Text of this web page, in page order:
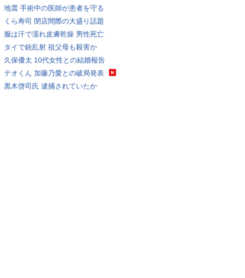
地震 手術中の医師が患者を守る
くら寿司 閉店間際の大盛り話題
服は汗で濡れ皮膚乾燥 男性死亡
タイで銃乱射 祖父母も殺害か
久保優太 10代女性との結婚報告
テオくん 加藤乃愛との破局発表
黒木啓司氏 逮捕されていたか